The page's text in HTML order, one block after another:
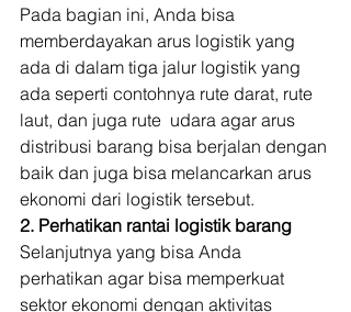
Pada bagian ini, Anda bisa
memberdayakan arus logistik yang
ada di dalam tiga jalur logistik yang
ada seperti contohnya rute darat, rute
laut, dan juga rute  udara agar arus
distribusi barang bisa berjalan dengan
baik dan juga bisa melancarkan arus
ekonomi dari logistik tersebut.
2. Perhatikan rantai logistik barang
Selanjutnya yang bisa Anda
perhatikan agar bisa memperkuat
sektor ekonomi dengan aktivitas